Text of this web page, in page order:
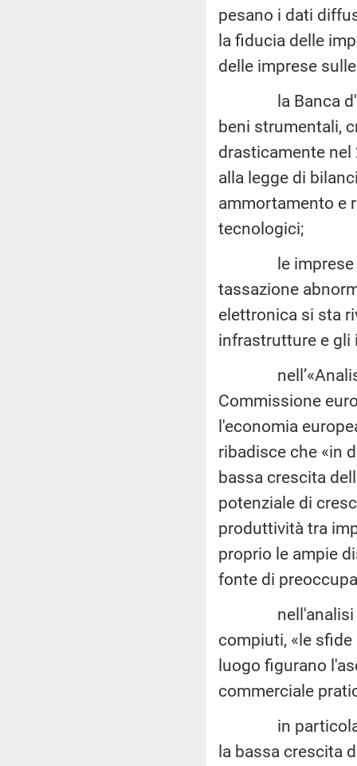
pesano i dati
la fiducia delle
delle imprese
la Banca
beni strumentali,
drasticamente
alla legge di
ammortamento e
tecnologici;
le imprese
tassazione
elettronica si sta
infrastrutture e gli
nell’«Analisi
Commissione
l'economia
ribadisce che «in
bassa crescita
potenziale di
produttività tra
proprio le ampie
fonte di
nell'analisi si
compiuti, «le
luogo figurano
commerciale
in particolare,
la bassa crescita